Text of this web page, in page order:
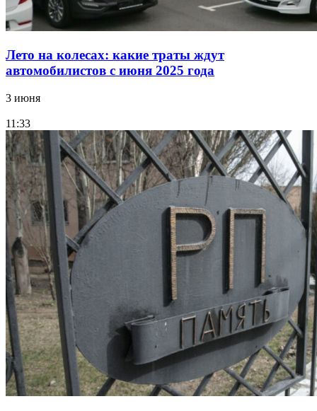
Лето на колесах: какие траты ждут
автомобилистов с июня 2025 года
3 июня
11:33